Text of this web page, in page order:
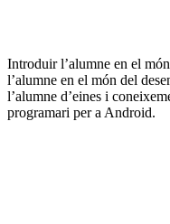
Introduir l’alumne en el
l’alumne en el món del
l’alumne d’eines i
programari per a Android.